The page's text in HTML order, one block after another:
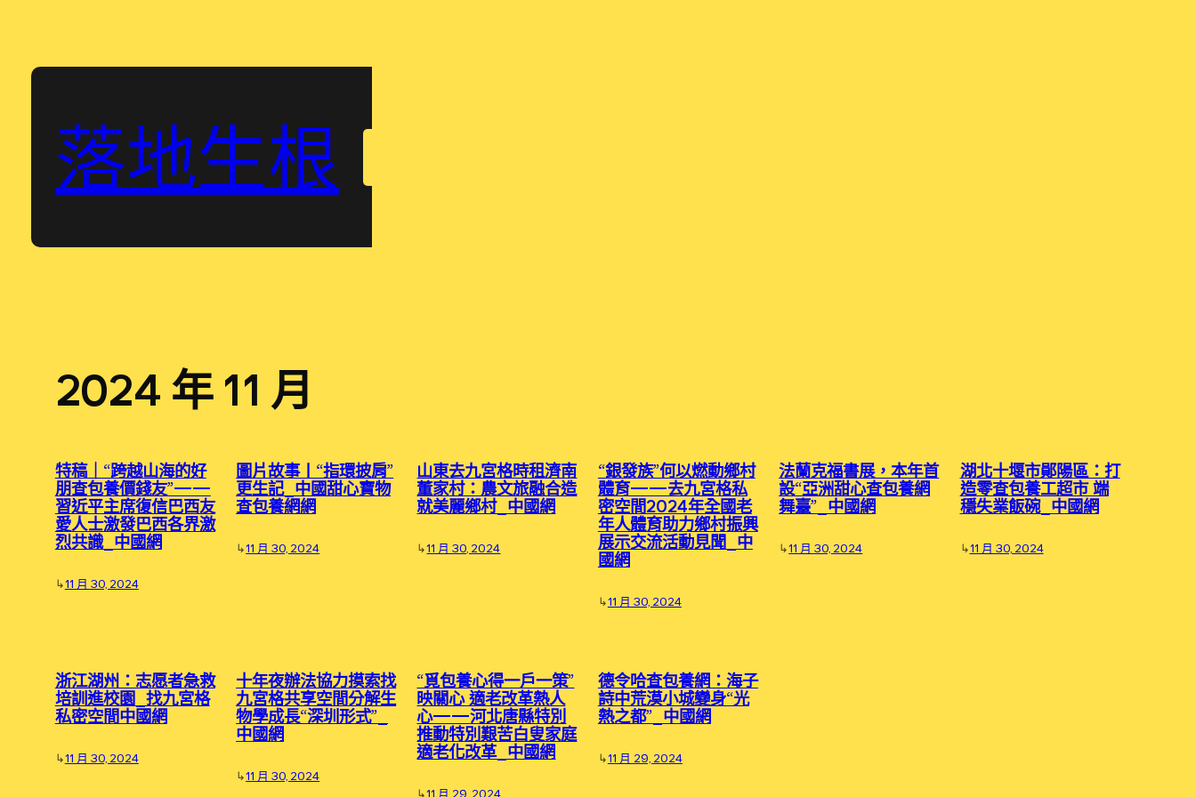
落地生根
2024 年 11 月
特稿｜“跨越山海的好
朋查包養價錢友”——
習近平主席復信巴西友
愛人士激發巴西各界激
烈共識_中國網
↳11 月 30, 2024
圖片故事丨“指環披肩”
更生記_中國甜心寶物
查包養網網
↳11 月 30, 2024
山東去九宮格時租濟南
董家村：農文旅融合造
就美麗鄉村_中國網
↳11 月 30, 2024
“銀發族”何以燃動鄉村
體育——去九宮格私
密空間2024年全國老
年人體育助力鄉村振興
展示交流活動見聞_中
國網
↳11 月 30, 2024
法蘭克福書展，本年首
設“亞洲甜心查包養網
舞臺”_中國網
↳11 月 30, 2024
湖北十堰市鄖陽區：打
造零查包養工超市 端
穩失業飯碗_中國網
↳11 月 30, 2024
浙江湖州：志愿者急救
培訓進校園_找九宮格
私密空間中國網
↳11 月 30, 2024
十年夜辦法協力摸索找
九宮格共享空間分解生
物學成長“深圳形式”_
中國網
↳11 月 30, 2024
“覓包養心得一戶一策”
映關心 適老改革熱人
心——河北唐縣特別
推動特別艱苦白叟家庭
適老化改革_中國網
↳11 月 29, 2024
德令哈查包養網：海子
詩中荒漠小城變身“光
熱之都”_中國網
↳11 月 29, 2024